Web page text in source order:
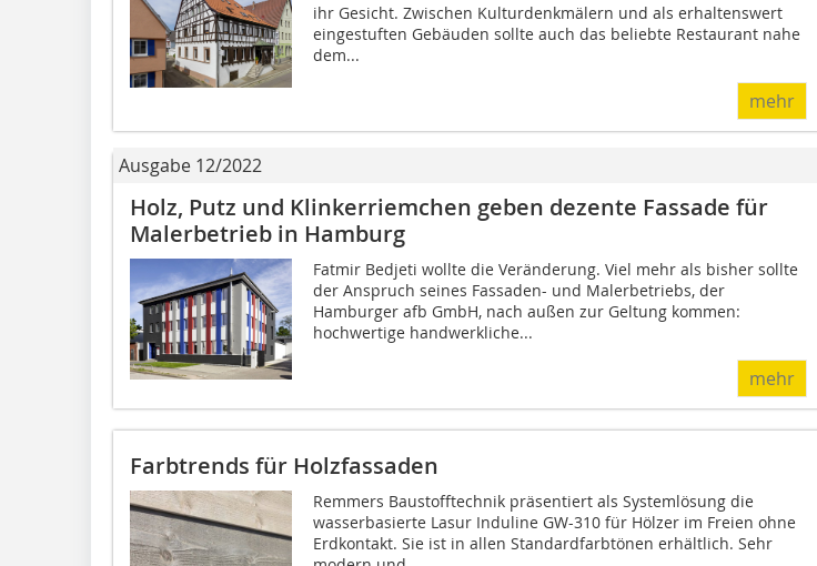
ihr Gesicht. Zwischen Kul­turdenkmälern und als erhaltenswert
eingestuften ­Gebäuden sollte auch das beliebte Restaurant nahe
dem...
mehr
Ausgabe 12/2022
Holz, Putz und Klinkerriemchen geben dezente Fassade für
Malerbetrieb in Hamburg
Fatmir Bedjeti wollte die Veränderung. Viel mehr als bisher sollte
der Anspruch seines Fassaden- und Malerbetriebs, der
Hamburger afb GmbH, nach außen zur Geltung kommen:
hochwertige handwerkliche...
mehr
Farbtrends für Holzfassaden
Remmers Baustofftechnik präsentiert als Systemlösung die
wasserbasierte Lasur Induline GW-310 für Hölzer im Freien ohne
Erdkontakt. Sie ist in allen Standardfarbtönen erhältlich. Sehr